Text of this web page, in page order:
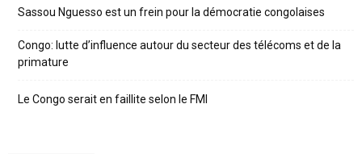
Sassou Nguesso est un frein pour la démocratie congolaises
Congo: lutte d’influence autour du secteur des télécoms et de la
primature
Le Congo serait en faillite selon le FMI